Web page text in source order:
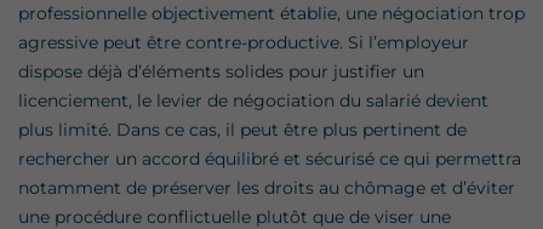
professionnelle objectivement établie, une négociation trop
agressive peut être contre-productive. Si l’employeur
dispose déjà d’éléments solides pour justifier un
licenciement, le levier de négociation du salarié devient
plus limité. Dans ce cas, il peut être plus pertinent de
rechercher un accord équilibré et sécurisé ce qui permettra
notamment de préserver les droits au chômage et d’éviter
une procédure conflictuelle plutôt que de viser une